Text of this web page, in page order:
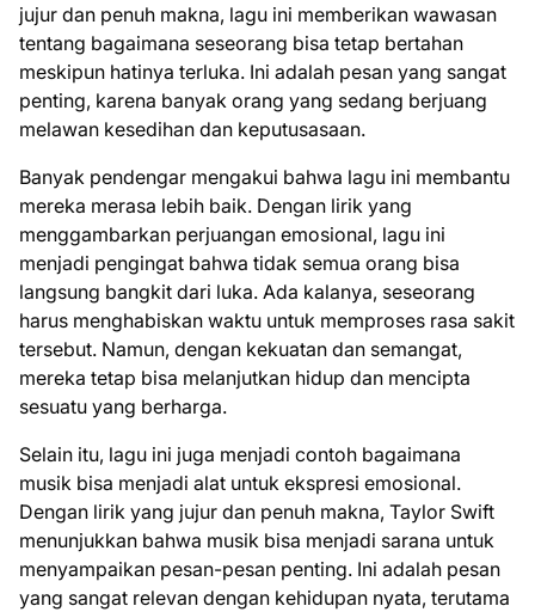
jujur dan penuh makna, lagu ini memberikan wawasan
tentang bagaimana seseorang bisa tetap bertahan
meskipun hatinya terluka. Ini adalah pesan yang sangat
penting, karena banyak orang yang sedang berjuang
melawan kesedihan dan keputusasaan.
Banyak pendengar mengakui bahwa lagu ini membantu
mereka merasa lebih baik. Dengan lirik yang
menggambarkan perjuangan emosional, lagu ini
menjadi pengingat bahwa tidak semua orang bisa
langsung bangkit dari luka. Ada kalanya, seseorang
harus menghabiskan waktu untuk memproses rasa sakit
tersebut. Namun, dengan kekuatan dan semangat,
mereka tetap bisa melanjutkan hidup dan mencipta
sesuatu yang berharga.
Selain itu, lagu ini juga menjadi contoh bagaimana
musik bisa menjadi alat untuk ekspresi emosional.
Dengan lirik yang jujur dan penuh makna, Taylor Swift
menunjukkan bahwa musik bisa menjadi sarana untuk
menyampaikan pesan-pesan penting. Ini adalah pesan
yang sangat relevan dengan kehidupan nyata, terutama